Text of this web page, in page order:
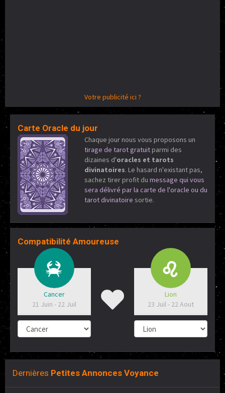
Votre publicité ici ?
Carte Oracle du jour
Chaque jour nous vous proposons un
tirage de tarot gratuitparmi des
dizaines d'oracles et tarots
divinatoires. Le hasard n'existant pas,
sachez tirer profit du message qui vous
sera délivré par la carte de l'oracle ou du
tarot divinatoire sortie.
Compatibilité Amoureuse
Cancer
21 Juin - 22 Juil
Lion
23 Juil - 22 Aout
Dernières Petites Annonces Voyance